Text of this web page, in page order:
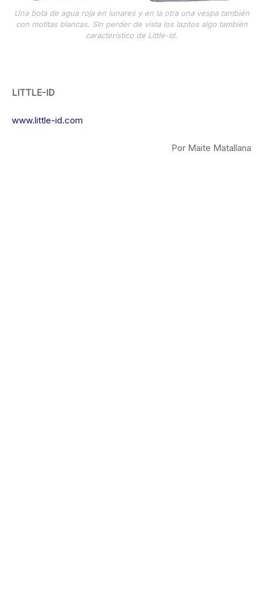
Una bota de agua roja en lunares y en la otra una vespa también
con motitas blancas. Sin perder de vista los lazitos algo también
característico de Little-id.
LITTLE-ID
www.little-id.com
Por Maite Matallana